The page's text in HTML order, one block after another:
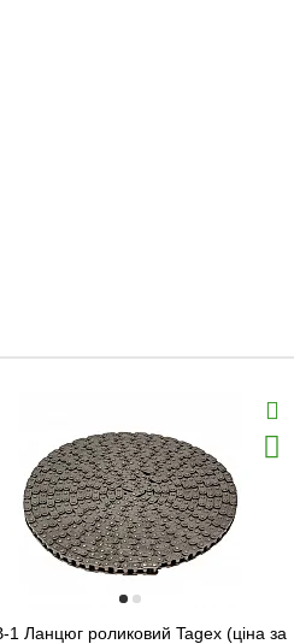
1 Ланцюг роликовий Tagex (ціна за